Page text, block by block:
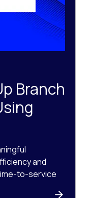
Branch
and
to-service